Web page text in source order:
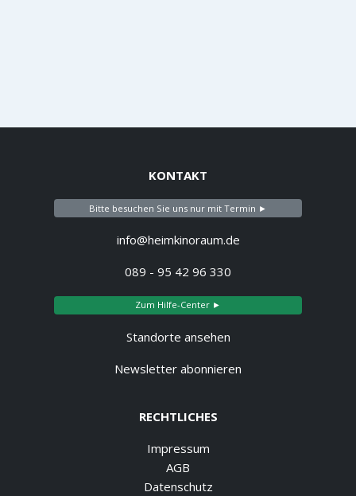
KONTAKT
Bitte besuchen Sie uns nur mit Termin ►
info@heimkinoraum.de
089 - 95 42 96 330
Zum Hilfe-Center ►
Standorte ansehen
Newsletter abonnieren
RECHTLICHES
Impressum
AGB
Datenschutz